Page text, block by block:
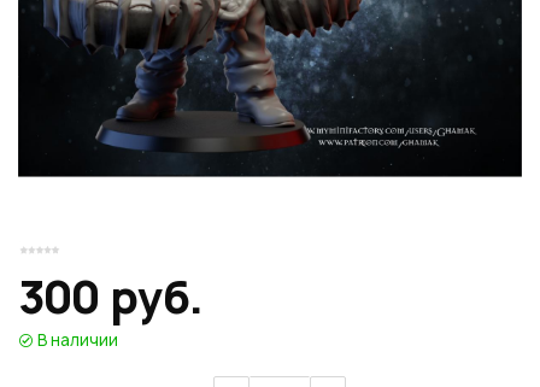
300 руб.
В наличии
Розыгрыши подарков
Доступ в закрытый клуб
ВОЙТИ ЧЕРЕЗ GOOGLE
персональных данных